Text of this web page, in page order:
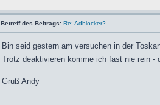
Betreff des Beitrags: Re: Adblocker?
Bin seid gestern am versuchen in der
Trotz deaktivieren komme ich fast nie rein -
Gruß Andy